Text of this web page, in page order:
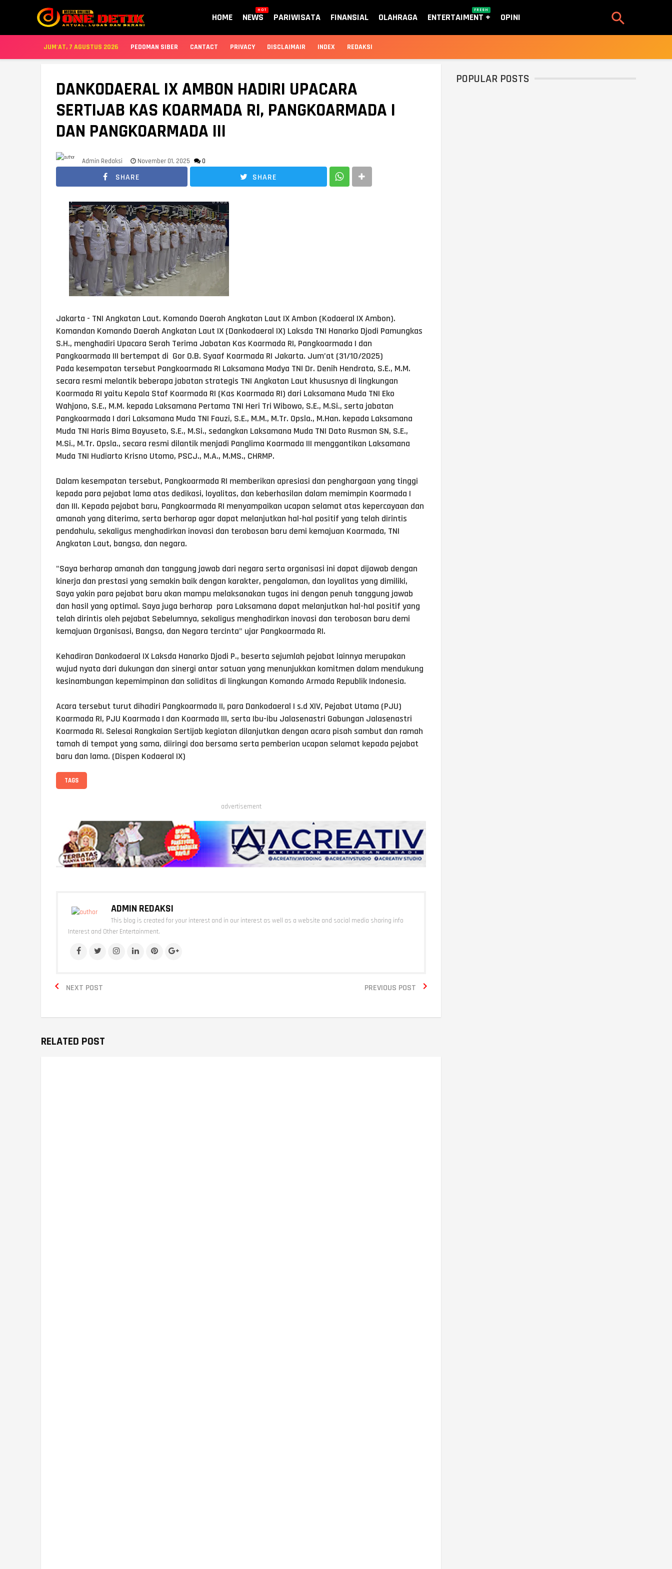
HOME NEWS
HOT
PARIWISATA FINANSIAL OLAHRAGA ENTERTAIMENT
FRESH
OPINI 
JUM'AT, 7 AGUSTUS 2026 PEDOMAN SIBER CANTACT PRIVACY DISCLAIMAIR INDEX REDAKSI
DANKODAERAL IX AMBON HADIRI UPACARA
SERTIJAB KAS KOARMADA RI, PANGKOARMADA I
DAN PANGKOARMADA III
Admin Redaksi November 01, 2025 0
SHARE SHARE
Jakarta - TNI Angkatan Laut. Komando Daerah Angkatan Laut IX Ambon (Kodaeral IX Ambon).
Komandan Komando Daerah Angkatan Laut IX (Dankodaeral IX) Laksda TNI Hanarko Djodi Pamungkas
S.H., menghadiri Upacara Serah Terima Jabatan Kas Koarmada RI, Pangkoarmada I dan
Pangkoarmada III bertempat di Gor O.B. Syaaf Koarmada RI Jakarta. Jum’at (31/10/2025)
Pada kesempatan tersebut Pangkoarmada RI Laksamana Madya TNI Dr. Denih Hendrata, S.E., M.M.
secara resmi melantik beberapa jabatan strategis TNI Angkatan Laut khususnya di lingkungan
Koarmada RI yaitu Kepala Staf Koarmada RI (Kas Koarmada RI) dari Laksamana Muda TNI Eko
Wahjono, S.E., M.M. kepada Laksamana Pertama TNI Heri Tri Wibowo, S.E., M.Si., serta jabatan
Pangkoarmada I dari Laksamana Muda TNI Fauzi, S.E., M.M., M.Tr. Opsla., M.Han. kepada Laksamana
Muda TNI Haris Bima Bayuseto, S.E., M.Si., sedangkan Laksamana Muda TNI Dato Rusman SN, S.E.,
M.Si., M.Tr. Opsla., secara resmi dilantik menjadi Panglima Koarmada III menggantikan Laksamana
Muda TNI Hudiarto Krisno Utomo, PSCJ., M.A., M.MS., CHRMP.
Dalam kesempatan tersebut, Pangkoarmada RI memberikan apresiasi dan penghargaan yang tinggi
kepada para pejabat lama atas dedikasi, loyalitas, dan keberhasilan dalam memimpin Koarmada I
dan III. Kepada pejabat baru, Pangkoarmada RI menyampaikan ucapan selamat atas kepercayaan dan
amanah yang diterima, serta berharap agar dapat melanjutkan hal-hal positif yang telah dirintis
pendahulu, sekaligus menghadirkan inovasi dan terobosan baru demi kemajuan Koarmada, TNI
Angkatan Laut, bangsa, dan negara.
"Saya berharap amanah dan tanggung jawab dari negara serta organisasi ini dapat dijawab dengan
kinerja dan prestasi yang semakin baik dengan karakter, pengalaman, dan loyalitas yang dimiliki,
Saya yakin para pejabat baru akan mampu melaksanakan tugas ini dengan penuh tanggung jawab
dan hasil yang optimal. Saya juga berharap para Laksamana dapat melanjutkan hal-hal positif yang
telah dirintis oleh pejabat Sebelumnya, sekaligus menghadirkan inovasi dan terobosan baru demi
kemajuan Organisasi, Bangsa, dan Negara tercinta" ujar Pangkoarmada RI.
Kehadiran Dankodaeral IX Laksda Hanarko Djodi P., beserta sejumlah pejabat lainnya merupakan
wujud nyata dari dukungan dan sinergi antar satuan yang menunjukkan komitmen dalam mendukung
kesinambungan kepemimpinan dan soliditas di lingkungan Komando Armada Republik Indonesia.
Acara tersebut turut dihadiri Pangkoarmada II, para Dankodaeral I s.d XIV, Pejabat Utama (PJU)
Koarmada RI, PJU Koarmada I dan Koarmada III, serta Ibu-ibu Jalasenastri Gabungan Jalasenastri
Koarmada RI. Selesai Rangkaian Sertijab kegiatan dilanjutkan dengan acara pisah sambut dan ramah
tamah di tempat yang sama, diiringi doa bersama serta pemberian ucapan selamat kepada pejabat
baru dan lama. (Dispen Kodaeral IX)
TAGS
advertisement
ADMIN REDAKSI
This blog is created for your interest and in our interest as well as a website and social media sharing info
Interest and Other Entertainment.
NEXT POST
 PREVIOUS POST 
RELATED POST
POPULAR POSTS